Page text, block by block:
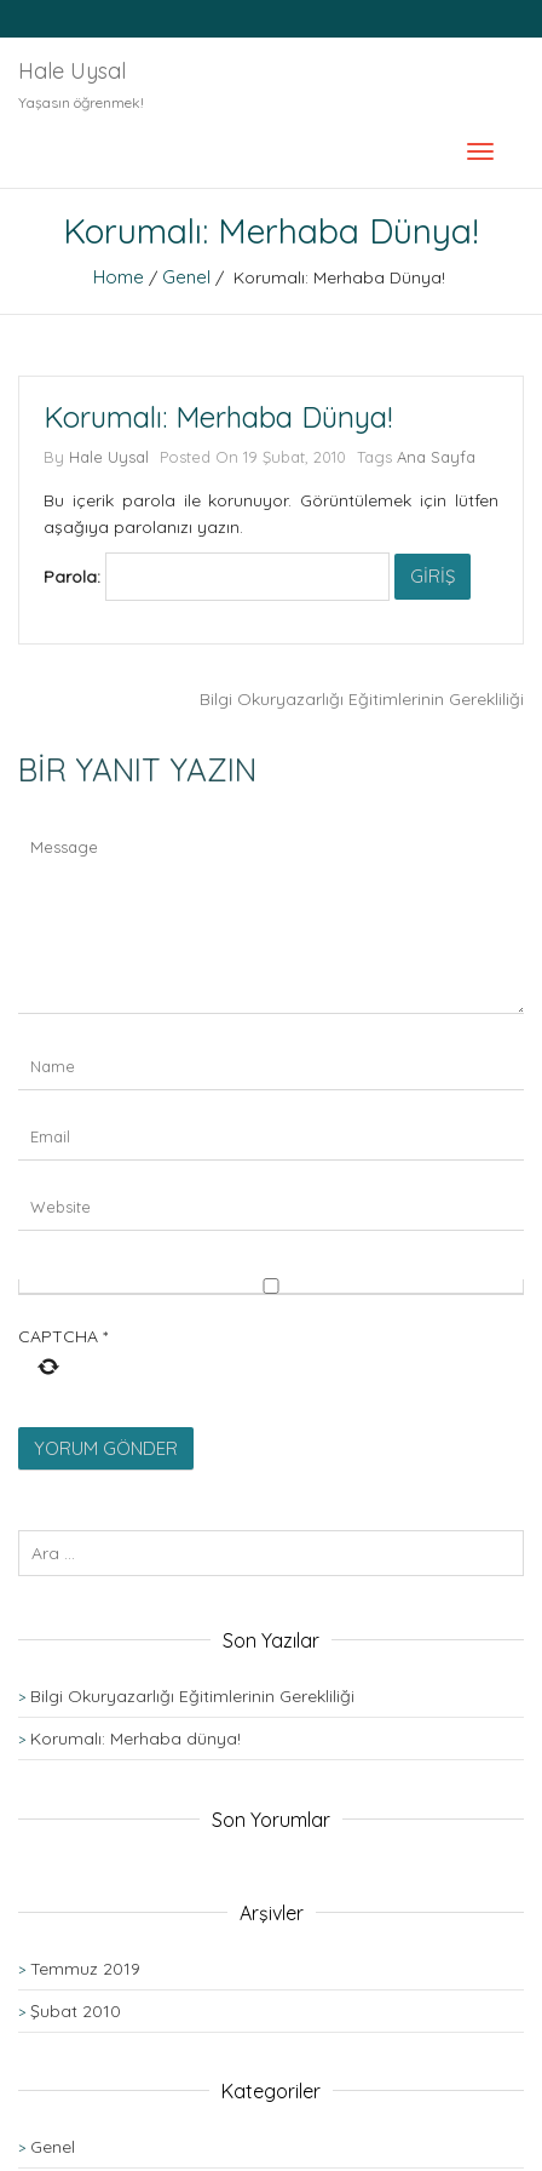
Hale Uysal
Yaşasın öğrenmek!
Korumalı: Merhaba Dünya!
Home / Genel / Korumalı: Merhaba Dünya!
Korumalı: Merhaba Dünya!
By Hale Uysal Posted On 19 Şubat, 2010 Tags Ana Sayfa
Bu içerik parola ile korunuyor. Görüntülemek için lütfen
aşağıya parolanızı yazın.
Parola:
Bilgi Okuryazarlığı Eğitimlerinin Gerekliliği
BIR YANIT YAZIN
CAPTCHA *
Son Yazılar
Bilgi Okuryazarlığı Eğitimlerinin Gerekliliği
Korumalı: Merhaba dünya!
Son Yorumlar
Arşivler
Temmuz 2019
Şubat 2010
Kategoriler
Genel